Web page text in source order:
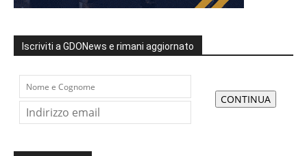
Iscriviti a GDONews e rimani aggiornato